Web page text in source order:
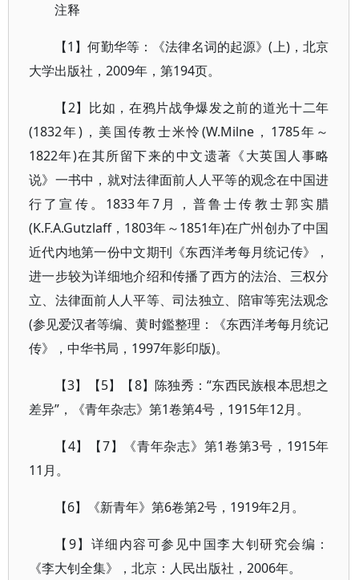
注释
【1】何勤华等：《法律名词的起源》(上)，北京
大学出版社，2009年，第194页。
【2】比如，在鸦片战争爆发之前的道光十二年
(1832年)，美国传教士米怜(W.Milne，1785年～
1822年)在其所留下来的中文遗著《大英国人事略
说》一书中，就对法律面前人人平等的观念在中国进
行了宣传。1833年7月，普鲁士传教士郭实腊
(K.F.A.Gutzlaff，1803年～1851年)在广州创办了中国
近代内地第一份中文期刊《东西洋考每月统记传》，
进一步较为详细地介绍和传播了西方的法治、三权分
立、法律面前人人平等、司法独立、陪审等宪法观念
(参见爱汉者等编、黄时鑑整理：《东西洋考每月统记
传》，中华书局，1997年影印版)。
【3】【5】【8】陈独秀：“东西民族根本思想之
差异”，《青年杂志》第1卷第4号，1915年12月。
【4】【7】《青年杂志》第1卷第3号，1915年
11月。
【6】《新青年》第6卷第2号，1919年2月。
【9】详细内容可参见中国李大钊研究会编：
《李大钊全集》，北京：人民出版社，2006年。